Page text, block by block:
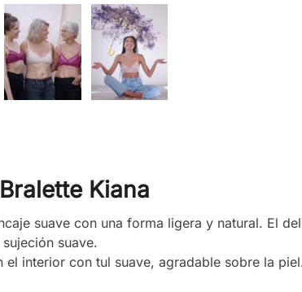
Kiana
suave con una forma ligera y natural. El
suave.
el interior con tul suave, agradable sobre la